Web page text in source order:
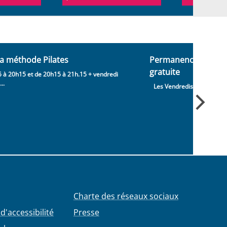
méthode Pilates
à 20h15 et de 20h15 à 21h.15 + vendredi
Permanence :
gratuite
Les Vendredis de 13h à
Charte des réseaux sociaux
Presse